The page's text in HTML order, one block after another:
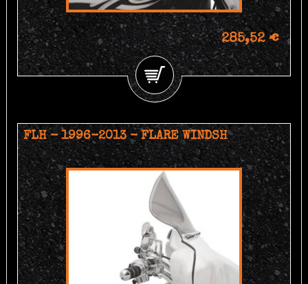
285,52 €
FLH - 1996-2013 - FLARE WINDSH